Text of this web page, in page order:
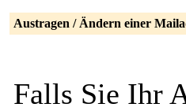
Austragen / Ändern einer
Falls Sie Ihr